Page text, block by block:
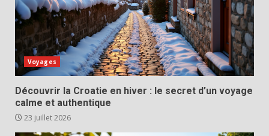
Voyages
Découvrir la Croatie en hiver : le secret d’un voyage
calme et authentique
23 juillet 2026